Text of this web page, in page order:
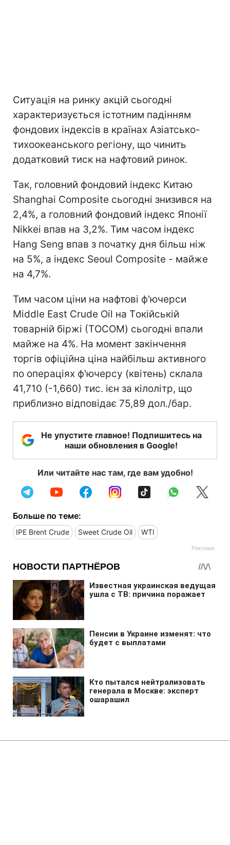
Ситуація на ринку акцій сьогодні
характеризується істотним падінням
фондових індексів в країнах Азіатсько-
тихоокеанського регіону, що чинить
додатковий тиск на нафтовий ринок.
Так, головний фондовий індекс Китаю
Shanghai Composite сьогодні знизився на
2,4%, а головний фондовий індекс Японії
Nikkei впав на 3,2%. Тим часом індекс
Hang Seng впав з початку дня більш ніж
на 5%, а індекс Seoul Composite - майже
на 4,7%.
Тим часом ціни на нафтові ф'ючерси
Middle East Crude Oil на Tокійській
товарній біржі (ТOCOM) сьогодні впали
майже на 4%. На момент закінчення
торгів офіційна ціна найбільш активного
по операціях ф'ючерсу (квітень) склала
41,710 (-1,660) тис. ієн за кілолітр, що
приблизно відповідає 75,89 дол./бар.
Не упустите главное! Подпишитесь на
наши обновления в Google!
Или читайте нас там, где вам удобно!
Больше по теме:
IPE Brent Crude Sweet Crude Oil WTI